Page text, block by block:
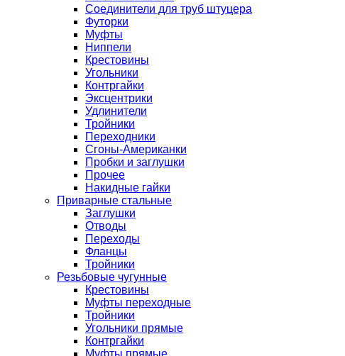
Соединители для труб штуцера
Футорки
Муфты
Ниппели
Крестовины
Угольники
Контргайки
Эксцентрики
Удлинители
Тройники
Переходники
Сгоны-Американки
Пробки и заглушки
Прочее
Накидные гайки
Приварные стальные
Заглушки
Отводы
Переходы
Фланцы
Тройники
Резьбовые чугунные
Крестовины
Муфты переходные
Тройники
Угольники прямые
Контргайки
Муфты прямые